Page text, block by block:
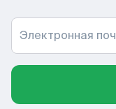
Электронная